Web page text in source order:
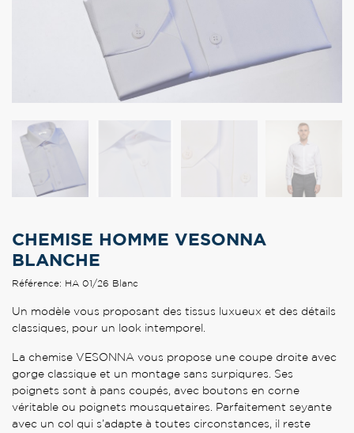
CHEMISE HOMME VESONNA
BLANCHE
Référence: HA 01/26 Blanc
Un modèle vous proposant des tissus luxueux et des détails
classiques, pour un look intemporel.
La chemise VESONNA vous propose une coupe droite avec
gorge classique et un montage sans surpiqures. Ses
poignets sont à pans coupés, avec boutons en corne
véritable ou poignets mousquetaires. Parfaitement seyante
avec un col qui s’adapte à toutes circonstances, il reste